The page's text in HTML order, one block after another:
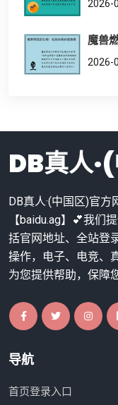
2026-
魔兽
2026-
DB真人
DB真人·(中国区)官
【baidu.ag】💕我们
括官网地址、全站登
操作，电子、电竞、
为您提供帮助，保障
导航
首页登录入口